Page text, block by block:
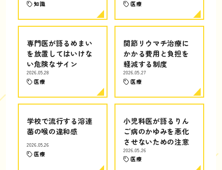
知識 医療
専門医が語るめまい
を放置してはいけな
い危険なサイン
2026.05.28
医療
関節リウマチ治療に
かかる費用と負担を
軽減する制度
2026.05.27
医療
学校で流行する溶連
菌の喉の違和感
2026.05.26
医療
小児科医が語るりん
ご病のかゆみを悪化
させないための注意
2026.05.26
医療